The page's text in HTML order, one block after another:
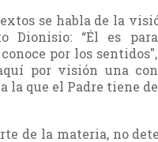
textos se habla de la
Dionisio: “Él es
por los
por visión una
la que el Padre tiene
de la materia, no